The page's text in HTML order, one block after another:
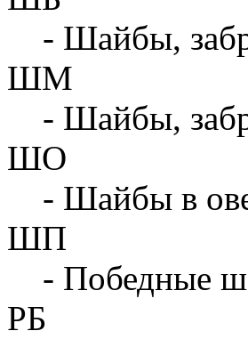
- Шайбы,
ШМ
- Шайбы,
ШО
- Шайбы в
ШП
- Победные
РБ